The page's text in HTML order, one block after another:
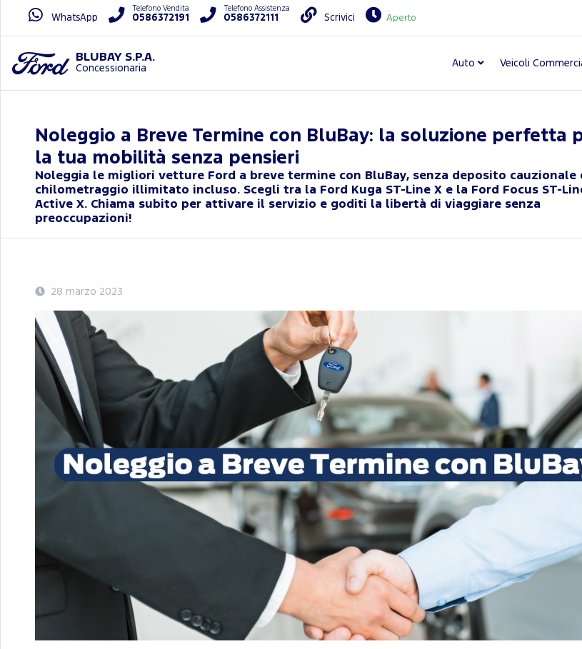
WhatsApp
Telefono Vendita
0586372191
Telefono Assistenza
0586372111 Scrivici Aperto
BLUBAY S.P.A.
Concessionaria Auto Veicoli
Noleggio a Breve Termine con BluBay: la soluzione perfetta
la tua mobilità senza pensieri
Noleggia le migliori vetture Ford a breve termine con BluBay, senza deposito cauzionale
chilometraggio illimitato incluso. Scegli tra la Ford Kuga ST-Line X e la Ford Focus ST-
Active X. Chiama subito per attivare il servizio e goditi la libertà di viaggiare senza
preoccupazioni!
28 marzo 2023